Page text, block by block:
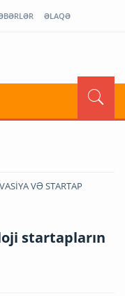
ƏLAQƏ
VƏ STARTAP
startapların